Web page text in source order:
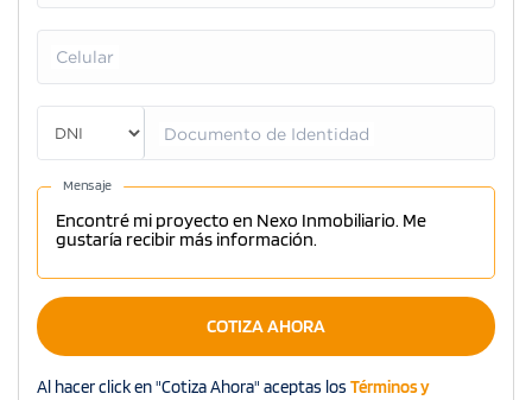
Celular
Documento de Identidad
Mensaje
COTIZA AHORA
Al hacer click en "Cotiza Ahora" aceptas los Términos y